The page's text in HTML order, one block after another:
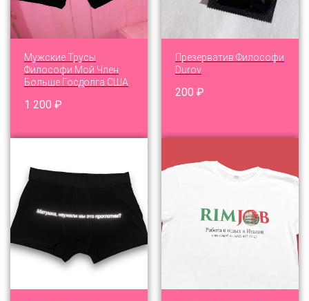
Мужские Трусы
Философи Мой Член
Больше Госдолга США
1 200 ₽
Презерватив Философи
Durov
200 ₽